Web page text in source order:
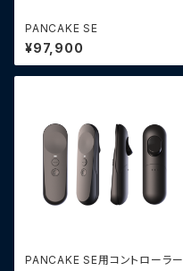
PANCAKE SE
¥97,900
PANCAKE SE用コントローラー